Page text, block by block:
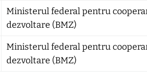
Ministerul federal pentru
dezvoltare (BMZ)
Ministerul federal pentru
dezvoltare (BMZ)